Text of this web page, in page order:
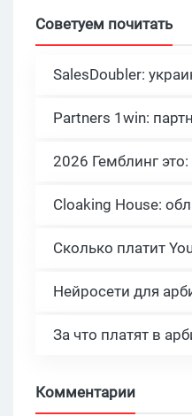
Советуем почитать
Комментарии